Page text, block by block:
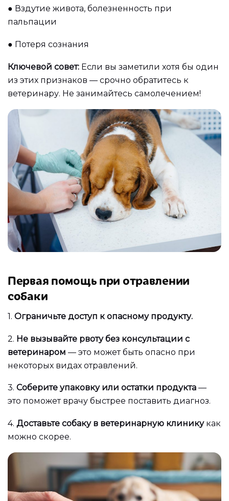
● Вздутие живота, болезненность при
пальпации
● Потеря сознания
Ключевой совет: Если вы заметили хотя бы один
из этих признаков — срочно обратитесь к
ветеринару. Не занимайтесь самолечением!
Первая помощь при отравлении
собаки
1. Ограничьте доступ к опасному продукту.
2. Не вызывайте рвоту без консультации с
ветеринаром — это может быть опасно при
некоторых видах отравлений.
3. Соберите упаковку или остатки продукта —
это поможет врачу быстрее поставить диагноз.
4. Доставьте собаку в ветеринарную клиникукак
можно скорее.